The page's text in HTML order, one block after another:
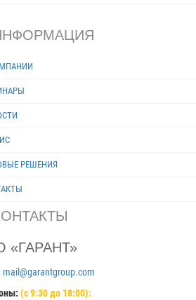
40 г Средний срок службы не менее 8 лет
РЕШЕНИЯ
«ГАРАНТ»
mail@garantgroup.com
(с 9:30 до 18:00):